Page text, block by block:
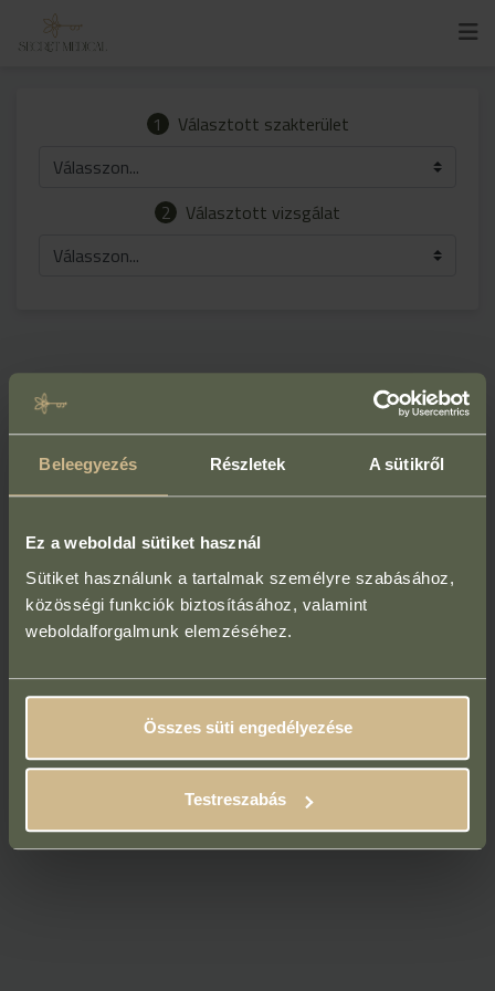
Beleegyezés Részletek A sütikről
Ez a weboldal sütiket használ
Sütiket használunk a tartalmak személyre szabásához,
közösségi funkciók biztosításához, valamint
weboldalforgalmunk elemzéséhez.
Összes süti engedélyezése
Testreszabás
1
Választott szakterület
Válasszon...
2 Választott vizsgálat
Válasszon...